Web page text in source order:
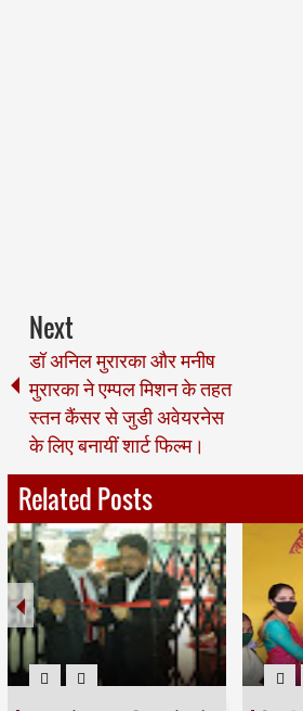
Next
डॉ अनिल मुरारका और मनीष
मुरारका ने एम्पल मिशन के तहत
स्तन कैंसर से जुडी अवेयरनेस
के लिए बनायीं शार्ट फिल्म।
Related Posts